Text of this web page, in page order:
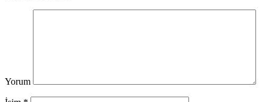
Yorum